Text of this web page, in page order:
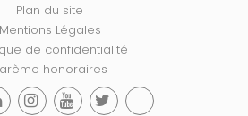
Plan du site
Mentions Légales
de confidentialité
honoraires